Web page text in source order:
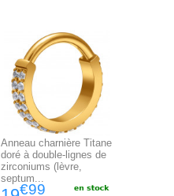
Anneau charnière Titane
doré à double-lignes de
zirconiums (lèvre,
septum...
€99